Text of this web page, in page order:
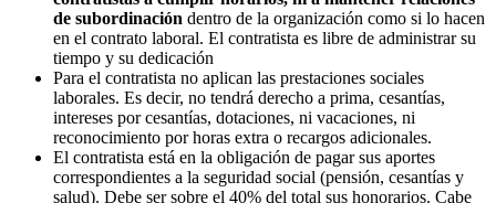
de subordinación dentro de la organización como si lo hacen
en el contrato laboral. El contratista es libre de administrar su
tiempo y su dedicación
Para el contratista no aplican las prestaciones sociales
laborales. Es decir, no tendrá derecho a prima, cesantías,
intereses por cesantías, dotaciones, ni vacaciones, ni
reconocimiento por horas extra o recargos adicionales.
El contratista está en la obligación de pagar sus aportes
correspondientes a la seguridad social (pensión, cesantías y
salud). Debe ser sobre el 40% del total sus honorarios. Cabe